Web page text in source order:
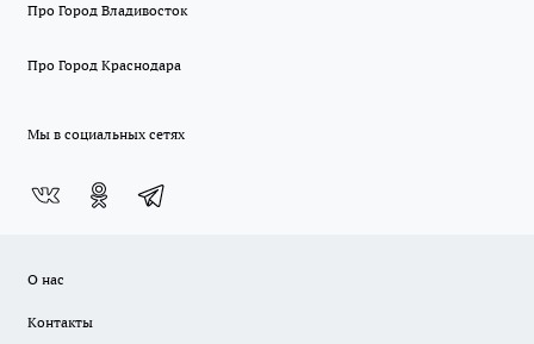
Про Город Владивосток
Про Город Краснодара
Мы в социальных сетях
О нас
Контакты